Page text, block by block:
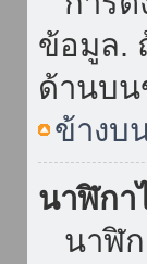
ข้อมูล.
ด้านบน
ข้างบ
นาฬิกา
นาฬิก